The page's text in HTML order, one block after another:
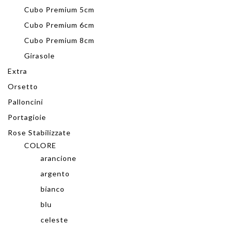
Cubo Premium 5cm
Cubo Premium 6cm
Cubo Premium 8cm
Girasole
Extra
Orsetto
Palloncini
Portagioie
Rose Stabilizzate
COLORE
arancione
argento
bianco
blu
celeste